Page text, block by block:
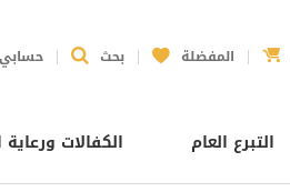
حسابي بحث المفضلة
التبرع العام الكفالات ورعاية